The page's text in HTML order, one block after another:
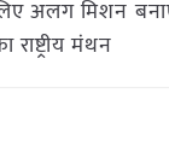
अलग मिशन
राष्ट्रीय मंथन